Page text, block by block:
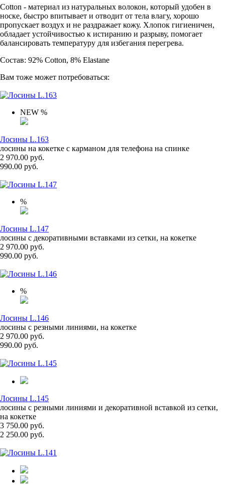
Cotton - материал из натуральных волокон, который удобен в
носке, быстро впитывает и отводит от тела влагу, хорошо
пропускает воздух и не раздражает кожу. Хлопок гигиеничен,
обладает устойчивостью к истиранию и разрыву, помогает
балансировать температуру для избегания перегрева.
Состав: 92% Cotton, 8% Elastane
Вам тоже может потребоваться:
NEW %
Лосины L.163
лосины на кокетке с карманом для телефона на спинке
2 970.00 руб.
990.00 руб.
%
Лосины L.147
лосины с декоративными вставками из сетки, на кокетке
2 970.00 руб.
990.00 руб.
%
Лосины L.146
лосины с резными линиями, на кокетке
2 970.00 руб.
990.00 руб.
Лосины L.145
лосины с резными линиями и декоративной вставкой из сетки,
на кокетке
3 750.00 руб.
2 250.00 руб.